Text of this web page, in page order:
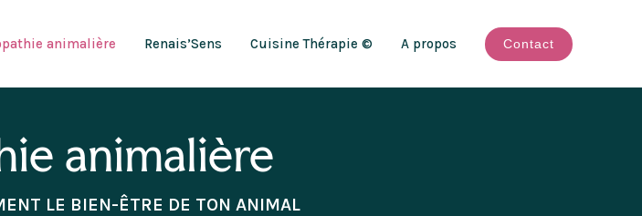
animalière Renais’Sens Cuisine Thérapie © A propos Contact
animalière
LE BIEN-ÊTRE DE TON ANIMAL